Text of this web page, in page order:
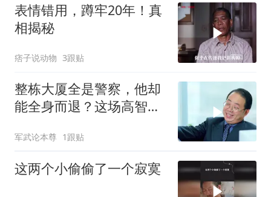
表情错用，蹲牢20年！真
相揭秘
痞子说动物 3跟贴
整栋大厦全是警察，他却
能全身而退？这场高智商
军武论本尊 1跟贴
这两个小偷偷了一个寂寞